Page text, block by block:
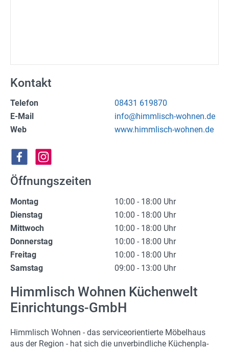
Kontakt
Telefon
08431 619870
E-Mail
info@himmlisch-wohnen.de
Web
www.himmlisch-wohnen.de
Öffnungszeiten
Montag
10:00 - 18:00 Uhr
Dienstag
10:00 - 18:00 Uhr
Mittwoch
10:00 - 18:00 Uhr
Donnerstag
10:00 - 18:00 Uhr
Freitag
10:00 - 18:00 Uhr
Samstag
09:00 - 13:00 Uhr
Himmlisch Wohnen Küchenwelt
Einrichtungs-GmbH
Himm­lisch Woh­nen - das ser­vice­ori­en­tier­te Mö­bel­haus
aus der Re­gi­on - hat sich die un­ver­bind­li­che Kü­chen­pla­
Leserfoto-Aktion
Kontaktseite
Premium Kunde werden
Datenschutzerklärung